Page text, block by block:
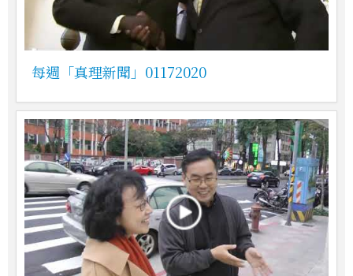
每週「真理新聞」01172020